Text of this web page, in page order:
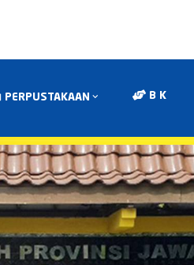
PERPUSTAKAAN B K